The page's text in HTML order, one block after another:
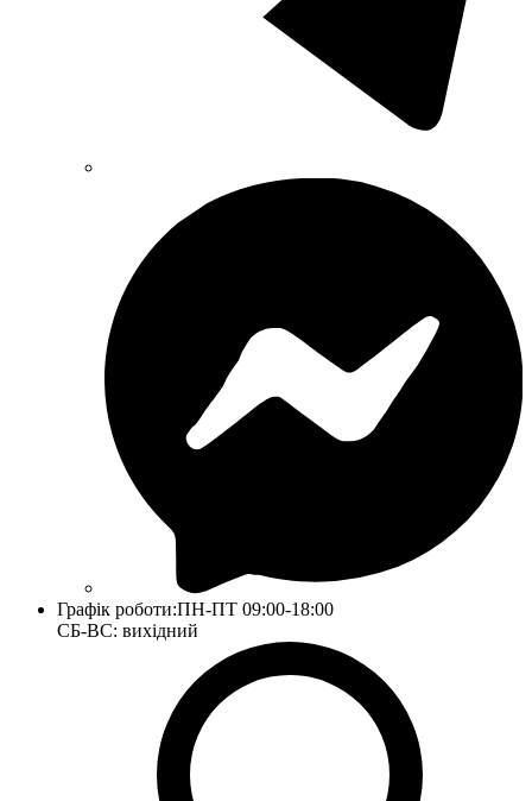
Графік роботи:ПН-ПТ 09:00-18:00
СБ-ВС: вихідний